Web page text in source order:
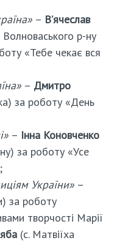
– В’ячеслав
р-ну
«Тебе чекає вся
– Дмитро
за роботу «День
– Інна Коновченко
за роботу «Усе
України» –
за роботу
творчості Марії
(с. Матвіїха